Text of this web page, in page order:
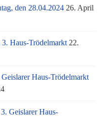
den 28.04.2024 26. April
Haus-Trödelmarkt 22.
Haus-Trödelmarkt
Geislarer Haus-